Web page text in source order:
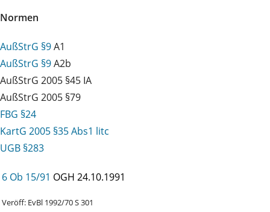
Normen
AußStrG §9A1
AußStrG §9A2b
AußStrG 2005 §45 IA
AußStrG 2005 §79
FBG §24
KartG 2005 §35 Abs1 litc
UGB §283
6 Ob 15/91 OGH 24.10.1991
Veröff: EvBl 1992/70 S 301